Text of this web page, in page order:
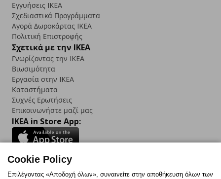
Εγγυήσεις IKEA
Σχεδιαστικά Προγράμματα
Αγορά Δωρoκάρτας IKEA
Πολιτική Επιστροφής
Σχετικά με την IKEA
Γνωρίζοντας την IKEA
Βιωσιμότητα
Εργασία στην IKEA
Καταστήματα
Συχνές Ερωτήσεις
Επικοινωνήστε μαζί μας
IKEA in Store App:
Follow us:
Cookie Policy
Επιλέγοντας «Αποδοχή όλων», συναινείτε στην αποθήκευση όλων των